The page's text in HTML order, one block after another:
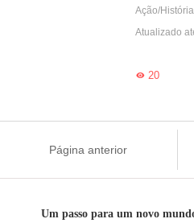
Atualizado
20
Página anterior
Um passo para um novo